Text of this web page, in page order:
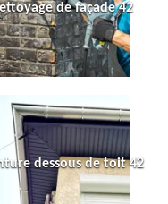
de façade 42
dessous de toit 42